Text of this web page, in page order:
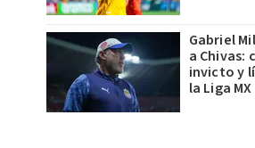
Gabriel
a Chivas:
invicto y
la Liga MX